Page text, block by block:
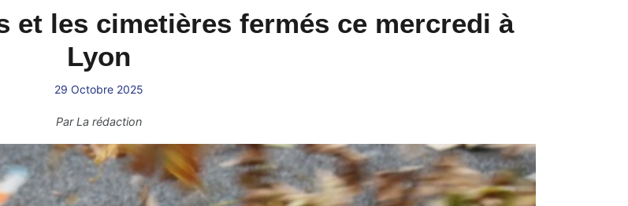
et les cimetières fermés ce mercredi à
Lyon
29 Octobre 2025
ParLa rédaction